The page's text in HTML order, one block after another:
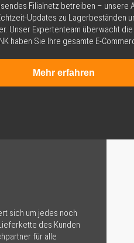
Filialnetz betreiben –
Updates zu Lagerbeständen
Unser Expertenteam überwacht
haben Sie Ihre gesamte E-
Mehr erfahren
sich um jedes noch
des Kunden
für alle